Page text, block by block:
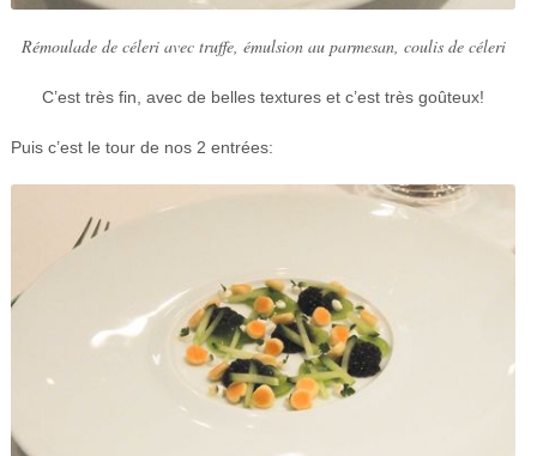
Rémoulade de céleri avec truffe, émulsion au parmesan, coulis de céleri
C’est très fin, avec de belles textures et c’est très goûteux!
Puis c’est le tour de nos 2 entrées: